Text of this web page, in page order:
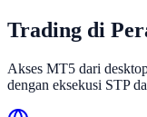
Trading di
Akses MT5 dari
dengan eksekusi STP